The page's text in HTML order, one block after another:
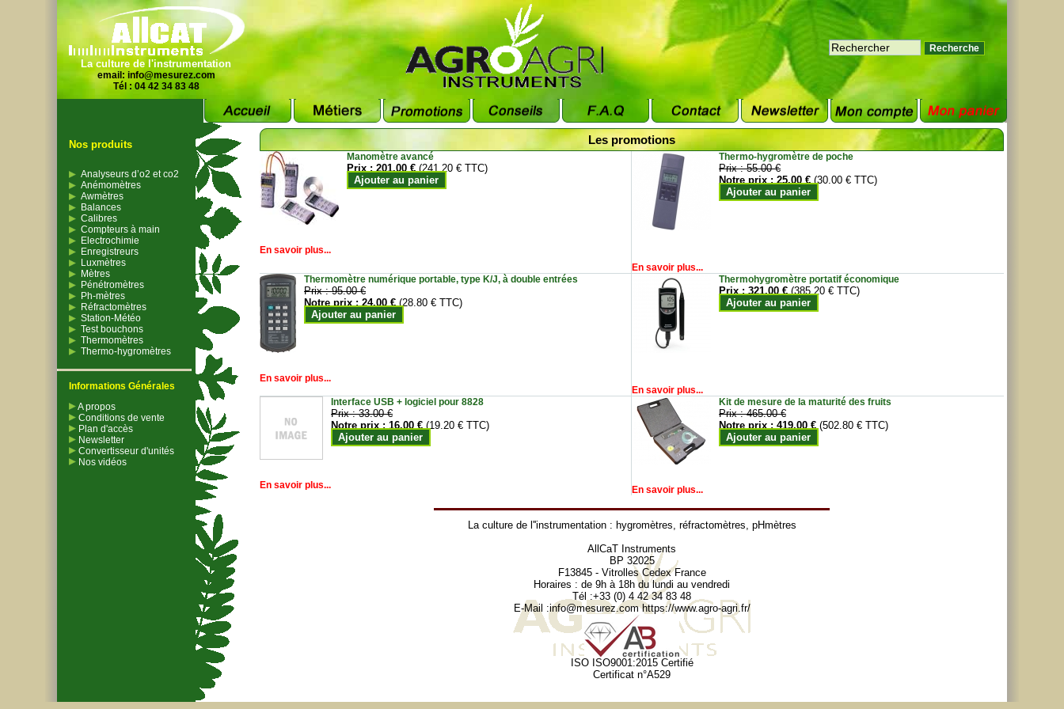
La culture de l'instrumentation
email: info@mesurez.com
Tél : 04 42 34 83 48
Nos produits
Analyseurs d’o2 et co2
Anémomètres
Awmètres
Balances
Calibres
Compteurs à main
Electrochimie
Enregistreurs
Luxmètres
Mètres
Pénétromètres
Ph-mètres
Réfractomètres
Station-Météo
Test bouchons
Thermomètres
Thermo-hygromètres
Informations Générales
A propos
Conditions de vente
Plan d'accès
Newsletter
Convertisseur d'unités
Nos vidéos
Les promotions
Manomètre avancé
Prix :201.00 € (241.20 € TTC)
Ajouter au panier
En savoir plus...
Thermo-hygromètre de poche
Prix :55.00 €
Notre prix :25.00 € (30.00 € TTC)
Ajouter au panier
En savoir plus...
Thermomètre numérique portable, type K/J, à double entrées
Prix :95.00 €
Notre prix :24.00 € (28.80 € TTC)
Ajouter au panier
En savoir plus...
Thermohygromètre portatif économique
Prix :321.00 € (385.20 € TTC)
Ajouter au panier
En savoir plus...
Interface USB + logiciel pour 8828
Prix :33.00 €
Notre prix :16.00 € (19.20 € TTC)
Ajouter au panier
En savoir plus...
Kit de mesure de la maturité des fruits
Prix :465.00 €
Notre prix :419.00 € (502.80 € TTC)
Ajouter au panier
En savoir plus...
La culture de l''instrumentation : hygromètres, réfractomètres, pHmètres
AllCaT Instruments
BP 32025
F13845 - Vitrolles Cedex France
Horaires : de 9h à 18h du lundi au vendredi
Tél :+33 (0) 4 42 34 83 48
E-Mail :info@mesurez.com https://www.agro-agri.fr/
ISO ISO9001:2015 Certifié
Certificat n°A529